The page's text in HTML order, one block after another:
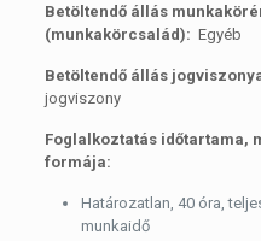
Betöltendő állás
(munkakörcsalád): Egyéb
Betöltendő állás
jogviszony
Foglalkoztatás időtartama,
formája:
Határozatlan, 40 óra,
munkaidő